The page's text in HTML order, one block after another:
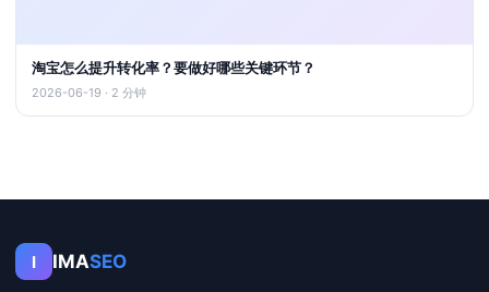
淘宝怎么提升转化率？要做好哪些关键环节？
2026-06-19 · 2 分钟
I IMASEO